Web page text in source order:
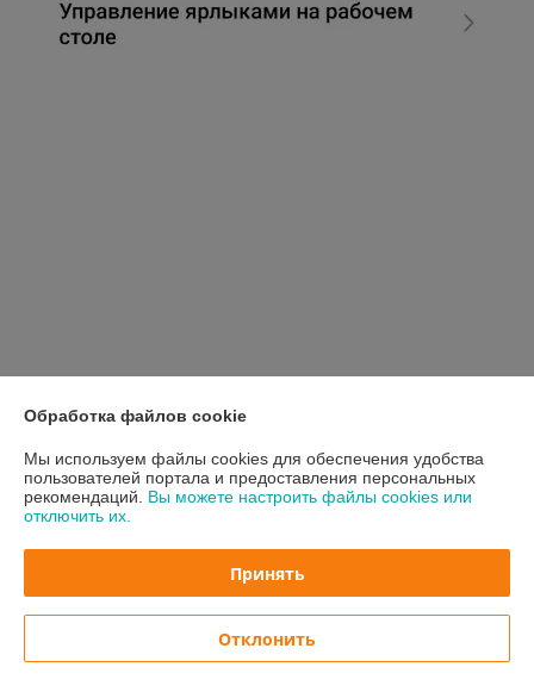
Минусы оболочки
Не понравилось обилие уведомлений. Будьте готовы к тому,
что по умолчанию все-все уведомления включены. И каждое
приложение, включая системные, будет слать вам
уведомления, да со звуком.
Обработка файлов cookie
Мы используем файлы cookies для обеспечения удобства
пользователей портала и предоставления персональных
рекомендаций. Вы можете настроить файлы cookies или
отключить их.
Принять
Отклонить